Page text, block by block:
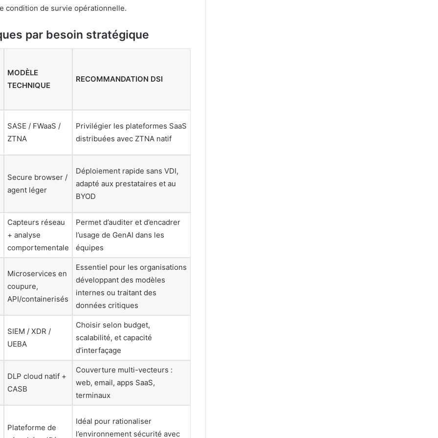
condition de survie opérationnelle.
par besoin stratégique
MODÈLE
TECHNIQUE
RECOMMANDATION DSI
SASE / FWaaS /
ZTNA
Privilégier les plateformes SaaS
distribuées avec ZTNA natif
Secure browser /
agent léger
Déploiement rapide sans VDI,
adapté aux prestataires et au
BYOD
Capteurs réseau
+ analyse
comportementale
Permet d’auditer et d’encadrer
l’usage de GenAI dans les
équipes
Microservices en
coupure,
API/containerisés
Essentiel pour les organisations
développant des modèles
internes ou traitant des
données critiques
SIEM / XDR /
UEBA
Choisir selon budget,
scalabilité, et capacité
d’interfaçage
DLP cloud natif +
CASB
Couverture multi-vecteurs :
web, email, apps SaaS,
terminaux
Plateforme de
Idéal pour rationaliser
l’environnement sécurité avec